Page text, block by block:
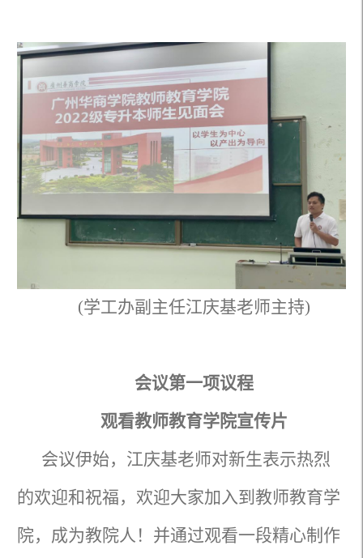
(学工办副主任江庆基老师主持)
会议第一项议程
观看教师教育学院宣传片
会议伊始，江庆基老师对新生表示热烈
的欢迎和祝福，欢迎大家加入到教师教育学
院，成为教院人！并通过观看一段精心制作